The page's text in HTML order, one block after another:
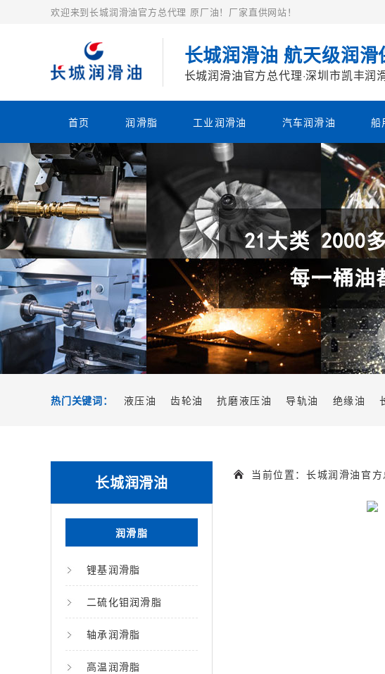
欢迎来到长城润滑油官方总代理 原厂油！厂家直供网站！
长城润滑油 航天级润滑
长城润滑油官方总代理·深圳市凯丰润
首页 润滑脂 工业润滑油 汽车润滑油 船
热门关键词： 液压油 齿轮油 抗磨液压油 导轨油 绝缘油
长城润滑油
润滑脂
锂基润滑脂
二硫化钼润滑脂
轴承润滑脂
高温润滑脂
当前位置： 长城润滑油官方